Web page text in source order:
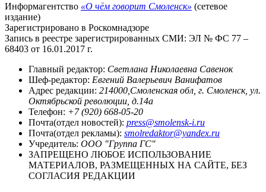
Информагентство «О чём говорит Смоленск» (сетевое
издание)
Зарегистрировано в Роскомнадзоре
Запись в реестре зарегистрированных СМИ: ЭЛ № ФС 77 –
68403 от 16.01.2017 г.
Главный редактор: Светлана Николаевна Савенок
Шеф-редактор: Евгений Валерьевич Ванифатов
Адрес редакции: 214000,Смоленская обл, г. Смоленск, ул.
Октябрьской революции, д.14а
Телефон: +7 (920) 668-05-20
Почта(отдел новостей): press@smolensk-i.ru
Почта(отдел рекламы): smolredaktor@yandex.ru
Учредитель: ООО "Группа ГС"
ЗАПРЕЩЕНО ЛЮБОЕ ИСПОЛЬЗОВАНИЕ
МАТЕРИАЛОВ, РАЗМЕЩЕННЫХ НА САЙТЕ, БЕЗ
СОГЛАСИЯ РЕДАКЦИИ